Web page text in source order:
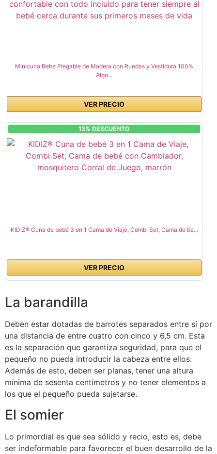
Minicuna Bebe Plegable de Madera con Ruedas y Vestidura 100%
Algo...
VER PRECIO
13% DESCUENTO
KIDIZ® Cuna de bebé 3 en 1 Cama de Viaje, Combi Set, Cama de be...
VER PRECIO
La barandilla
Deben estar dotadas de barrotes separados entre sí por
una distancia de entre cuatro con cinco y 6,5 cm. Esta
es la separación que garantiza seguridad, para que el
pequeño no pueda introducir la cabeza entre ellos.
Además de esto, deben ser planas, tener una altura
mínima de sesenta centímetros y no tener elementos a
los que el pequeño pueda sujetarse.
El somier
Lo primordial es que sea sólido y recio, esto es, debe
ser indeformable para favorecer el buen desarrollo de la